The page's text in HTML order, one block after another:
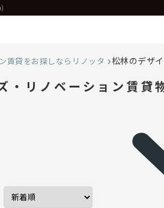
賃貸をお探しならリノッタ 松林のデザ
・リノベーション賃貸